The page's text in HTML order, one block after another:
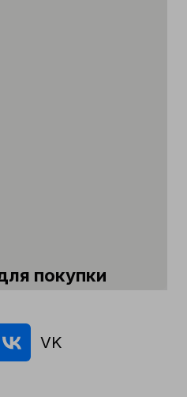
покупки
VK